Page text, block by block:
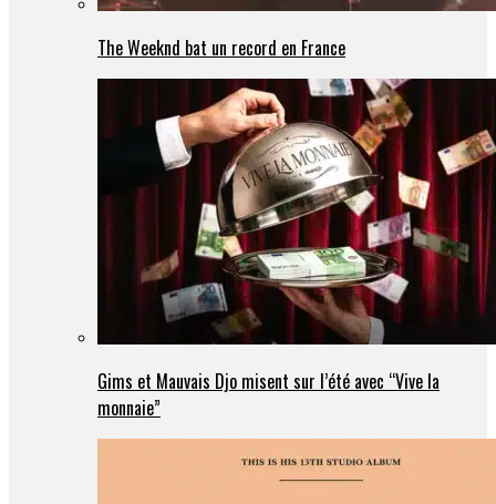
The Weeknd bat un record en France
Gims et Mauvais Djo misent sur l’été avec “Vive la
monnaie”